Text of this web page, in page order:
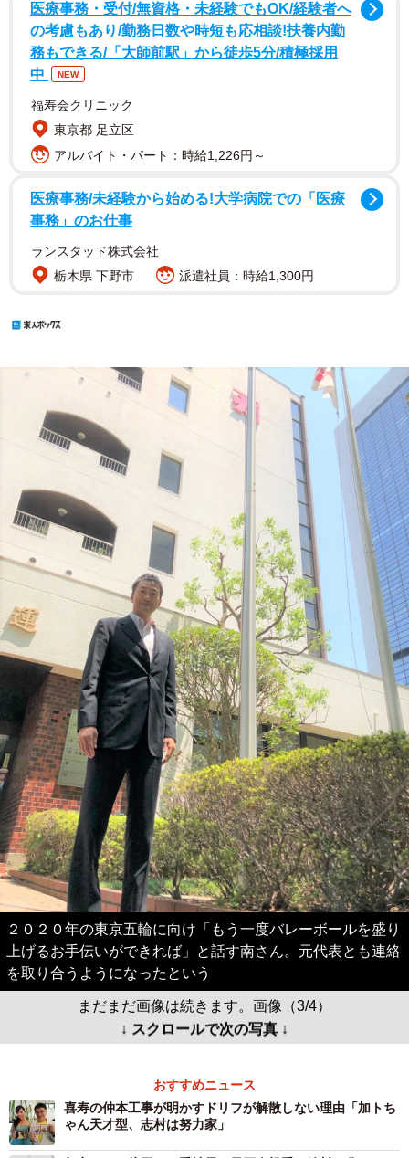
医療事務・受付/無資格・未経験でもOK/経験者へ
の考慮もあり/勤務日数や時短も応相談!扶養内勤
務もできる/「大師前駅」から徒歩5分/積極採用
中
NEW
福寿会クリニック
東京都 足立区
アルバイト・パート：時給1,226円～
医療事務/未経験から始める!大学病院での「医療
事務」のお仕事
ランスタッド株式会社
栃木県 下野市
派遣社員：時給1,300円
２０２０年の東京五輪に向け「もう一度バレーボールを盛り
上げるお手伝いができれば」と話す南さん。元代表とも連絡
を取り合うようになったという
まだまだ画像は続きます。画像（3/4）
↓ スクロールで次の写真 ↓
おすすめニュース
喜寿の仲本工事が明かすドリフが解散しない理由「加トち
ゃん天才型、志村は努力家」